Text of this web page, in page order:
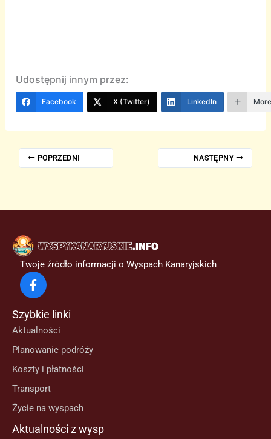
Udostępnij innym przez:
Facebook X (Twitter) LinkedIn
POPRZEDNI NASTĘPNY
Twoje źródło informacji o Wyspach Kanaryjskich
Szybkie linki
Aktualności
Planowanie podróży
Koszty i płatności
Transport
Życie na wyspach
Aktualności z wysp